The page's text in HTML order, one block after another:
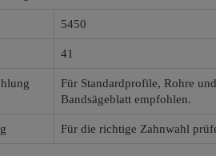
5450
41
Für Standardprofile, Rohre
Bandsägeblatt empfohlen.
Für die richtige Zahnwahl